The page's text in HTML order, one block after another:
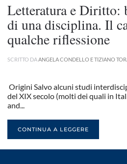
Letteratura e Diritto:
di una disciplina. Il
qualche riflessione
SCRITTO DAANGELA CONDELLO E TIZIANO
Origini Salvo alcuni studi
del XIX secolo (molti dei quali in
and...
CONTINUA A LEGGERE